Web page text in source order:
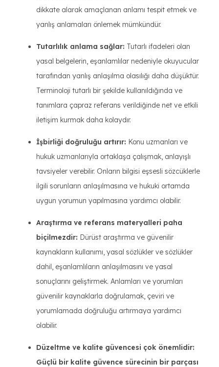
dikkate alarak amaçlanan anlamı tespit etmek ve
yanlış anlamaları önlemek mümkündür.
Tutarlılık anlama sağlar: Tutarlı ifadeleri olan
yasal belgelerin, eşanlamlılar nedeniyle okuyucular
tarafından yanlış anlaşılma olasılığı daha düşüktür.
Terminoloji tutarlı bir şekilde kullanıldığında ve
tanımlara çapraz referans verildiğinde net ve etkili
iletişim kurmak daha kolaydır.
İşbirliği doğruluğu artırır: Konu uzmanları ve
hukuk uzmanlarıyla ortaklaşa çalışmak, anlayışlı
tavsiyeler verebilir. Onların bilgisi eşsesli sözcüklerle
ilgili sorunların anlaşılmasına ve hukuki ortamda
uygun yorumun yapılmasına yardımcı olabilir.
Araştırma ve referans materyalleri paha
biçilmezdir: Dürüst araştırma ve güvenilir
kaynakların kullanımı, yasal sözlükler ve sözlükler
dahil, eşanlamlıların anlaşılmasını ve yasal
sonuçlarını geliştirmek. Anlamları ve yorumları
güvenilir kaynaklarla doğrulamak, çeviri ve
yorumlamada doğruluğu artırmaya yardımcı
olabilir.
Düzeltme ve kalite güvencesi çok önemlidir:
Güçlü bir kalite güvence sürecinin bir parçası